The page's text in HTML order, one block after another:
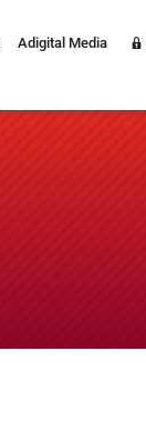
Adigital Media